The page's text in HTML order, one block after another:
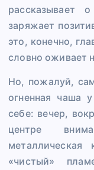
рассказывает
заряжает
это, конечно,
словно оживает
Но, пожалуй,
огненная чаша
себе: вечер,
центре
«чистый»